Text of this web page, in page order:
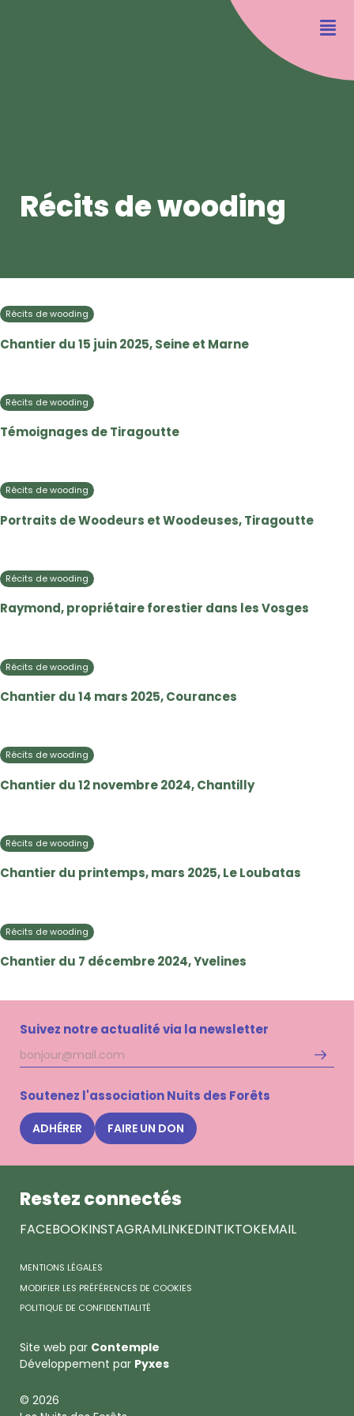
Récits de wooding
Récits de wooding
Chantier du 15 juin 2025, Seine et Marne
Récits de wooding
Témoignages de Tiragoutte
Récits de wooding
Portraits de Woodeurs et Woodeuses, Tiragoutte
Récits de wooding
Raymond, propriétaire forestier dans les Vosges
Récits de wooding
Chantier du 14 mars 2025, Courances
Récits de wooding
Chantier du 12 novembre 2024, Chantilly
Récits de wooding
Chantier du printemps, mars 2025, Le Loubatas
Récits de wooding
Chantier du 7 décembre 2024, Yvelines
Suivez notre actualité via la newsletter
Adresse
mail
Soutenez l'association Nuits des Forêts
ADHÉRER FAIRE UN DON
Restez connectés
FACEBOOKINSTAGRAMLINKEDINTIKTOKEMAIL
MENTIONS LÉGALES
MODIFIER LES PRÉFÉRENCES DE COOKIES
POLITIQUE DE CONFIDENTIALITÉ
Site web par Contemple
Développement par Pyxes
© 2026